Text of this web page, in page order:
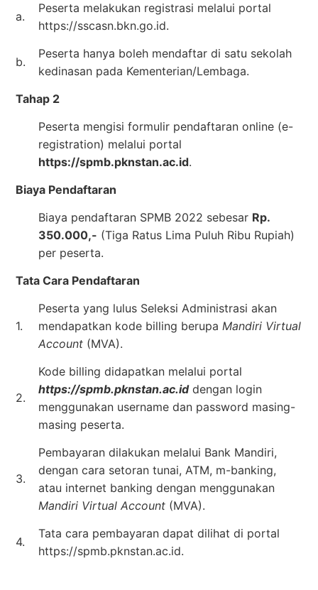
a.
Peserta melakukan registrasi melalui portal
https://sscasn.bkn.go.id.
b.
Peserta hanya boleh mendaftar di satu sekolah
kedinasan pada Kementerian/Lembaga.
Tahap 2
Peserta mengisi formulir pendaftaran online (e-
registration) melalui portal
https://spmb.pknstan.ac.id.
Biaya Pendaftaran
Biaya pendaftaran SPMB 2022 sebesar Rp.
350.000,- (Tiga Ratus Lima Puluh Ribu Rupiah)
per peserta.
Tata Cara Pendaftaran
1.
Peserta yang lulus Seleksi Administrasi akan
mendapatkan kode billing berupa Mandiri Virtual
Account (MVA).
2.
Kode billing didapatkan melalui portal
https://spmb.pknstan.ac.iddengan login
menggunakan username dan password masing-
masing peserta.
3.
Pembayaran dilakukan melalui Bank Mandiri,
dengan cara setoran tunai, ATM, m-banking,
atau internet banking dengan menggunakan
Mandiri Virtual Account (MVA).
4.
Tata cara pembayaran dapat dilihat di portal
https://spmb.pknstan.ac.id.